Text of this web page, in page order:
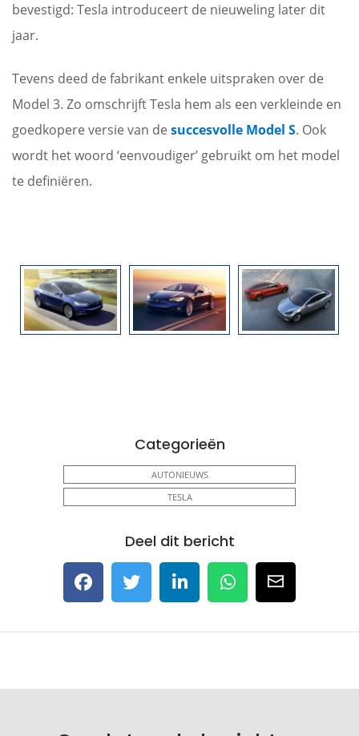
bevestigd: Tesla introduceert de nieuweling later dit
jaar.
Tevens deed de fabrikant enkele uitspraken over de
Model 3. Zo omschrijft Tesla hem als een verkleinde en
goedkopere versie van de succesvolle Model S. Ook
wordt het woord ‘eenvoudiger’ gebruikt om het model
te definiëren.
Categorieën
AUTONIEUWS
TESLA
Deel dit bericht